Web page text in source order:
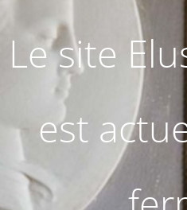
Le site
est